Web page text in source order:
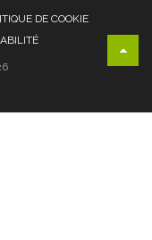
DE COOKIE